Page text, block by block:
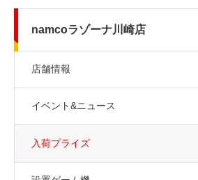
namcoラゾーナ川崎店
店舗情報
イベント&ニュース
入荷プライズ